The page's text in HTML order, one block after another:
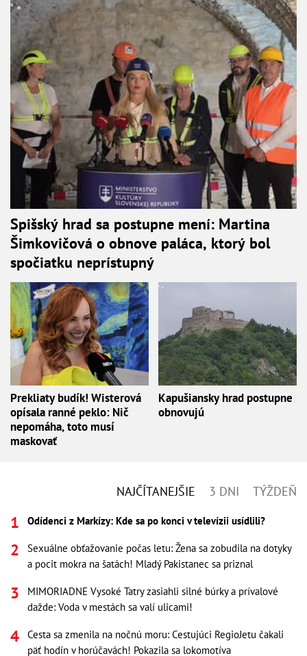
Spišský hrad sa postupne mení: Martina
Šimkovičová o obnove paláca, ktorý bol
spočiatku neprístupný
Prekliaty budík! Wisterová
opísala ranné peklo: Nič
nepomáha, toto musí
maskovať
Kapušiansky hrad postupne
obnovujú
NAJČÍTANEJŠIE 3 DNI TÝŽDEŇ
Odídenci z Markízy: Kde sa po konci v televízii usídlili?
Sexuálne obťažovanie počas letu: Žena sa zobudila na dotyky
a pocit mokra na šatách! Mladý Pakistanec sa priznal
MIMORIADNE Vysoké Tatry zasiahli silné búrky a prívalové
dažde: Voda v mestách sa valí ulicami!
Cesta sa zmenila na nočnú moru: Cestujúci RegioJetu čakali
päť hodín v horúčavách! Pokazila sa lokomotíva